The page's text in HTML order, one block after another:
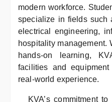
modern workforce.
specialize in fields such
electrical engineering,
hospitality management.
hands-on learning,
facilities and
real-world experience.
KVA’s commitment